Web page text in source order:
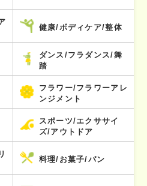
健康/ボディケア/整体
ダンス/フラダンス/舞
踏
フラワー/フラワーアレ
ンジメント
スポーツ/エクササイ
ズ/アウトドア
料理/お菓子/パン